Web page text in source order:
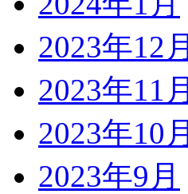
2023年12月
2023年11月
2023年10月
2023年9月